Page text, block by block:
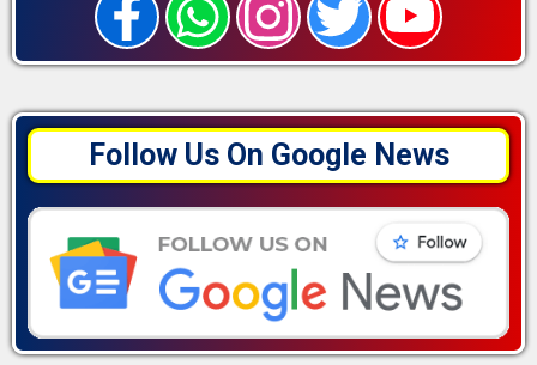
Follow Us On Google News